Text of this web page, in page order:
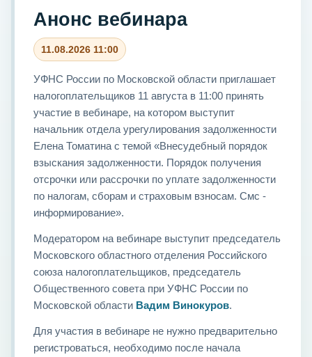
Анонс вебинара
11.08.2026 11:00
УФНС России по Московской области приглашает
налогоплательщиков 11 августа в 11:00 принять
участие в вебинаре, на котором выступит
начальник отдела урегулирования задолженности
Елена Томатина с темой «Внесудебный порядок
взыскания задолженности. Порядок получения
отсрочки или рассрочки по уплате задолженности
по налогам, сборам и страховым взносам. Смс -
информирование».
Модератором на вебинаре выступит председатель
Московского областного отделения Российского
союза налогоплательщиков, председатель
Общественного совета при УФНС России по
Московской области Вадим Винокуров.
Для участия в вебинаре не нужно предварительно
регистроваться, необходимо после начала